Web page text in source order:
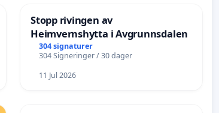
Stopp rivingen av
Heimvernshytta i Avgrunnsdalen
304 signaturer
304 Signeringer / 30 dager
11 Jul 2026